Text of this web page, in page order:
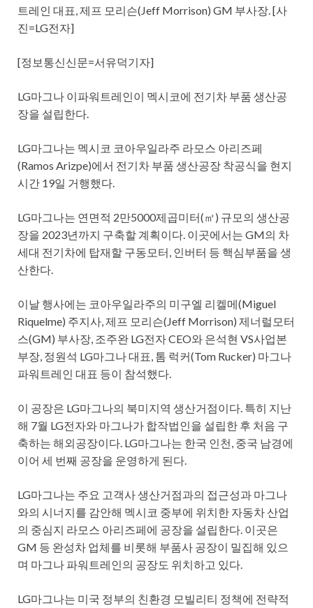
트레인 대표, 제프 모리슨(Jeff Morrison) GM 부사장. [사
진=LG전자]
[정보통신신문=서유덕기자]
LG마그나 이파워트레인이 멕시코에 전기차 부품 생산공
장을 설립한다.
LG마그나는 멕시코 코아우일라주 라모스 아리즈페
(Ramos Arizpe)에서 전기차 부품 생산공장 착공식을 현지
시간 19일 거행했다.
LG마그나는 연면적 2만5000제곱미터(㎡) 규모의 생산공
장을 2023년까지 구축할 계획이다. 이곳에서는 GM의 차
세대 전기차에 탑재할 구동모터, 인버터 등 핵심부품을 생
산한다.
이날 행사에는 코아우일라주의 미구엘 리켈메(Miguel
Riquelme) 주지사, 제프 모리슨(Jeff Morrison) 제너럴모터
스(GM) 부사장, 조주완 LG전자 CEO와 은석현 VS사업본
부장, 정원석 LG마그나 대표, 톰 럭커(Tom Rucker) 마그나
파워트레인 대표 등이 참석했다.
이 공장은 LG마그나의 북미지역 생산거점이다. 특히 지난
해 7월 LG전자와 마그나가 합작법인을 설립한 후 처음 구
축하는 해외공장이다. LG마그나는 한국 인천, 중국 남경에
이어 세 번째 공장을 운영하게 된다.
LG마그나는 주요 고객사 생산거점과의 접근성과 마그나
와의 시너지를 감안해 멕시코 중부에 위치한 자동차 산업
의 중심지 라모스 아리즈페에 공장을 설립한다. 이곳은
GM 등 완성차 업체를 비롯해 부품사 공장이 밀집해 있으
며 마그나 파워트레인의 공장도 위치하고 있다.
LG마그나는 미국 정부의 친환경 모빌리티 정책에 전략적